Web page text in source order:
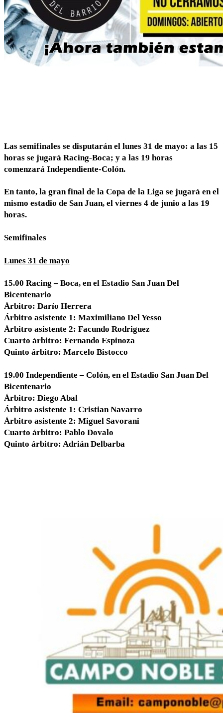
Las semifinales se disputarán el lunes 31 de mayo: a las 15
horas se jugará Racing-Boca; y a las 19 horas
comenzará Independiente-Colón.
En tanto, la granfinal de la Copa de la Liga se jugará en el
mismo estadio de San Juan, el viernes 4 de junio a las 19
horas.
Semifinales
Lunes 31 de mayo
15.00 Racing – Boca, en el Estadio San Juan Del
Bicentenario
Árbitro: Darío Herrera
Árbitro asistente 1: Maximiliano Del Yesso
Árbitro asistente 2: Facundo Rodriguez
Cuarto árbitro: Fernando Espinoza
Quinto árbitro: Marcelo Bistocco
19.00 Independiente– Colón, en el Estadio San Juan Del
Bicentenario
Árbitro: Diego Abal
Árbitro asistente 1: Cristian Navarro
Árbitro asistente 2: Miguel Savorani
Cuarto árbitro: Pablo Dovalo
Quinto árbitro: Adrián Delbarba